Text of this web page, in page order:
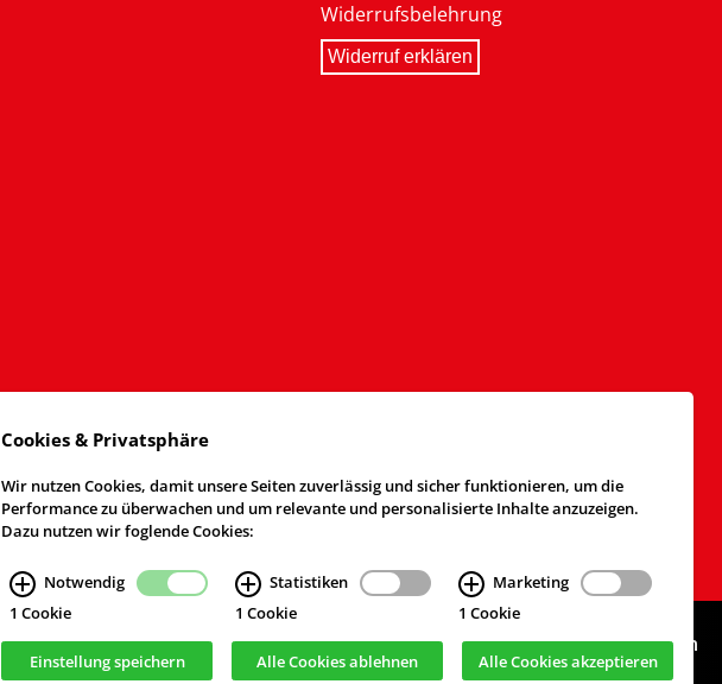
Widerrufsbelehrung
Widerruf erklären
Webdesign & Realisierungcekom GmbH, Köln
Cookies & Privatsphäre
Wir nutzen Cookies, damit unsere Seiten zuverlässig und sicher funktionieren, um die
Performance zu überwachen und um relevante und personalisierte Inhalte anzuzeigen.
Dazu nutzen wir foglende Cookies:
Notwendig
1 Cookie
Statistiken
1 Cookie
Marketing
1 Cookie
Einstellung speichern Alle Cookies ablehnen Alle Cookies akzeptieren